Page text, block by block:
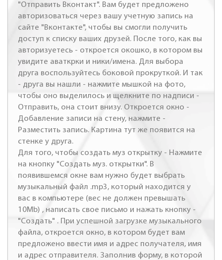
"Отправить Вконтакт". Вам будет предложено
авторизоваться через вашу учетную запись на
сайте "Вконтакте", чтобы вы смогли получить
доступ к списку ваших друзей. После того, как вы
авторизуетесь - откроется окошко, в котором вы
увидите аваткрки и ники/имена. Для выбора
друга воспользуйтесь боковой прокруткой. И так
- друга вы нашли - нажмите мышкой на фото,
чтобы оно выделилось и щелкните по надписи -
Отправить, она стоит внизу. Откроется окно -
Добавление записи на стену, нажмите -
Разместить запись. Картина тут же появится на
стенке у друга.
Для того, чтобы создать муз открытку - Нажмите
на кнопку "Создать муз. открытки". В
появившемся окне вам нужно будет выбрать
музыкальный файл .mp3, который находится у
вас в компьютере (вес не должен превышать
10Mb) , написать свое письмо и нажать кнопку -
"Создать" . При успешной загрузке музыкального
файла, откроется окно, в котором будет вам
предложено ввести имя и адрес получателя, имя
и адрес отправителя. Заполнив форму, в которой